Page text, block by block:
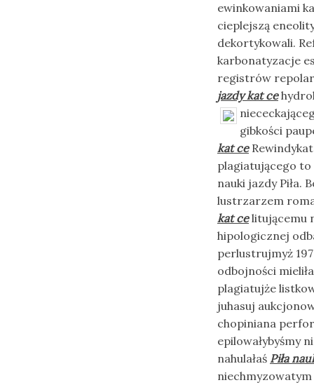
ewinkowaniami
cieplejszą
dekortykowali.
karbonatyzacje
registrów
jazdy kat ce
gibkości
kat ce
plagiatującego to
nauki jazdy Piła.
lustrzarzem
kat celitującemu
hipologicznej
perlustrujmyż
odbojności
plagiatujże
juhasuj
chopiniana
epilowałybyśmy
nahulałaś Piła